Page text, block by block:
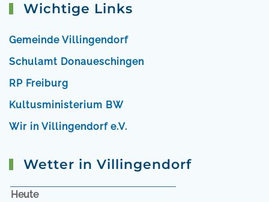
Wichtige Links
Gemeinde Villingendorf
Schulamt Donaueschingen
RP Freiburg
Kultusministerium BW
Wir in Villingendorf e.V.
Wetter in Villingendorf
Heute